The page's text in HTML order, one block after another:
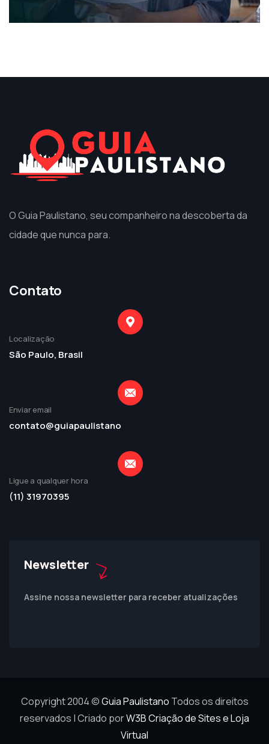
O Guia Paulistano, seu companheiro na descoberta da
cidade que nunca para.
Contato
Localização
São Paulo, Brasil
Enviar email
contato@guiapaulistano
Ligue a qualquer hora
(11) 31970395
Newsletter
Assine nossa newsletter para receber atualizações
Copyright 2004 ©Guia Paulistano Todos os direitos
reservados |Criado porW3B Criação de Sites e Loja
Virtual